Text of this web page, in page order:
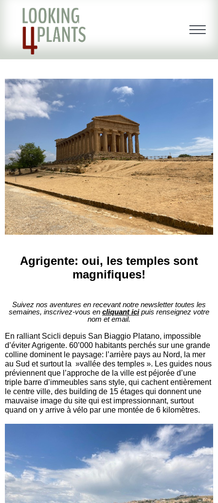
Agrigente: oui, les temples sont
magnifiques!
Suivez nos aventures en recevant notre newsletter toutes les
semaines, inscrivez-vous en cliquant icipuis renseignez votre
nom et email.
En ralliant Scicli depuis San Biaggio Platano, impossible
d’éviter Agrigente. 60’000 habitants perchés sur une grande
colline dominent le paysage: l’arrière pays au Nord, la mer
au Sud et surtout la »vallée des temples ». Les guides nous
préviennent que l’approche de la ville est péjorée d’une
triple barre d’immeubles sans style, qui cachent entièrement
le centre ville, des building de 15 étages qui donnent une
mauvaise image du site qui est impressionnant, surtout
quand on y arrive à vélo par une montée de 6 kilomètres.